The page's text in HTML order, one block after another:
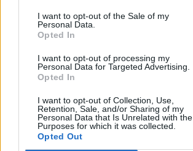
I want to opt-out of the Sale of my
Personal Data.
Opted In
I want to opt-out of processing my
Personal Data for Targeted Advertising.
Opted In
I want to opt-out of Collection, Use,
Retention, Sale, and/or Sharing of my
Personal Data that Is Unrelated with the
Purposes for which it was collected.
Opted Out
Droni, energia e oggetti
connessi, assaggi di futuro a
03/12/2017
IL FUTURO IN MOSTRA
Robot, artigiani digitali e cibo
"stampato" in 3D: a Roma torna
la Maker Faire